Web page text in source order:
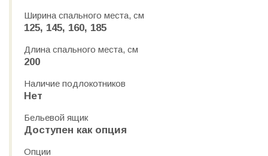
Ширина спального места, см
125, 145, 160, 185
Длина спального места, см
200
Наличие подлокотников
Нет
Бельевой ящик
Доступен как опция
Опции